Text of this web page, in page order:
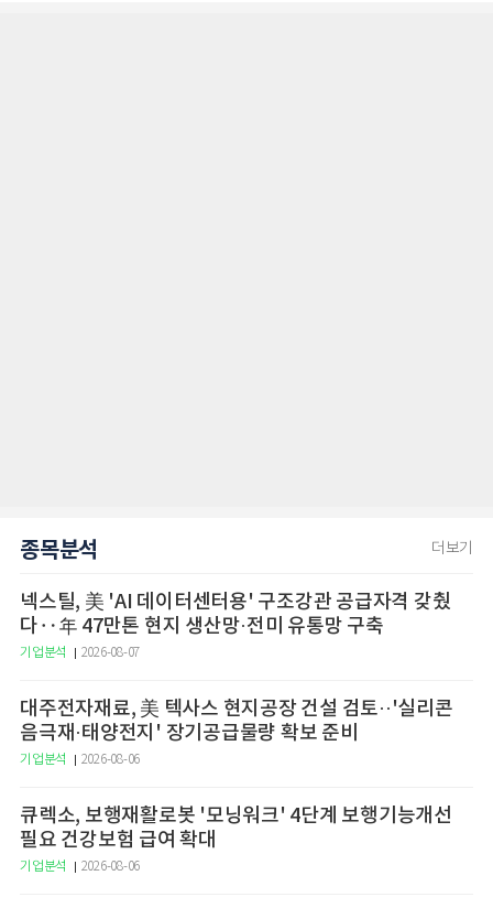
종목분석 더보기
넥스틸, 美 'AI 데이터센터용' 구조강관 공급자격 갖췄
다‥年 47만톤 현지 생산망·전미 유통망 구축
기업분석 2026-08-07
대주전자재료, 美 텍사스 현지공장 건설 검토··'실리콘
음극재·태양전지' 장기공급물량 확보 준비
기업분석 2026-08-06
큐렉소, 보행재활로봇 '모닝워크' 4단계 보행기능개선
필요 건강보험 급여 확대
기업분석 2026-08-06